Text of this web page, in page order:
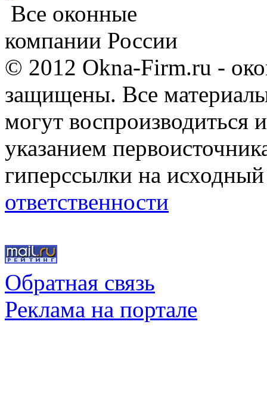
Все оконные
компании России
© 2012 Okna-Firm.ru -
защищены. Все
могут воспроизводиться
указанием
гиперссылки на
ответственности
Обратная связь
Реклама на портале